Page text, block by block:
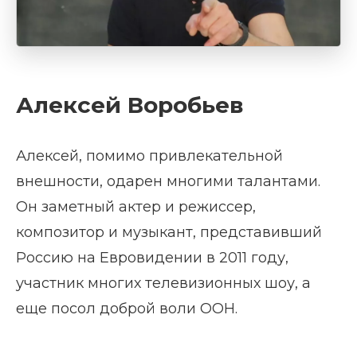
Алексей Воробьев
Алексей, помимо привлекательной
внешности, одарен многими талантами.
Он заметный актер и режиссер,
композитор и музыкант, представивший
Россию на Евровидении в 2011 году,
участник многих телевизионных шоу, а
еще посол доброй воли ООН.